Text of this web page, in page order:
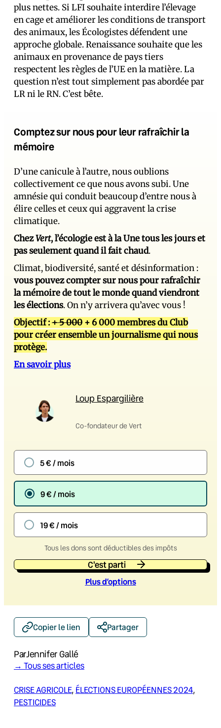
plus nettes. Si LFI souhaite interdire l’élevage
en cage et améliorer les conditions de transport
des animaux, les Écologistes défendent une
approche globale. Renaissance souhaite que les
animaux en provenance de pays tiers
respectent les règles de l’UE en la matière. La
question n’est tout simplement pas abordée par
LR ni le RN. C’est bête.
Comptez sur nous pour leur rafraîchir la
mémoire
D’une canicule à l’autre, nous oublions
collectivement ce que nous avons subi. Une
amnésie qui conduit beaucoup d’entre nous à
élire celles et ceux qui aggravent la crise
climatique.
ChezVert, l’écologie est à la Une tous les jours et
pas seulement quand il fait chaud.
Climat, biodiversité, santé et désinformation :
vous pouvez compter sur nous pour rafraîchir
la mémoire de tout le monde quand viendront
les élections. On n’y arrivera qu’avec vous !
Objectif :+ 5 000 + 6 000 membres du Club
pour créer ensemble un journalisme qui nous
protège.
En savoir plus
Loup Espargilière
Co-fondateur de Vert
5 € / mois
9 € / mois
19 € / mois
Tous les dons sont déductibles des impôts
C'est parti
Plus d’options
Copier le lien Partager
ParJennifer Gallé
→ Tous ses articles
CRISE AGRICOLE, ÉLECTIONS EUROPÉENNES 2024
PESTICIDES